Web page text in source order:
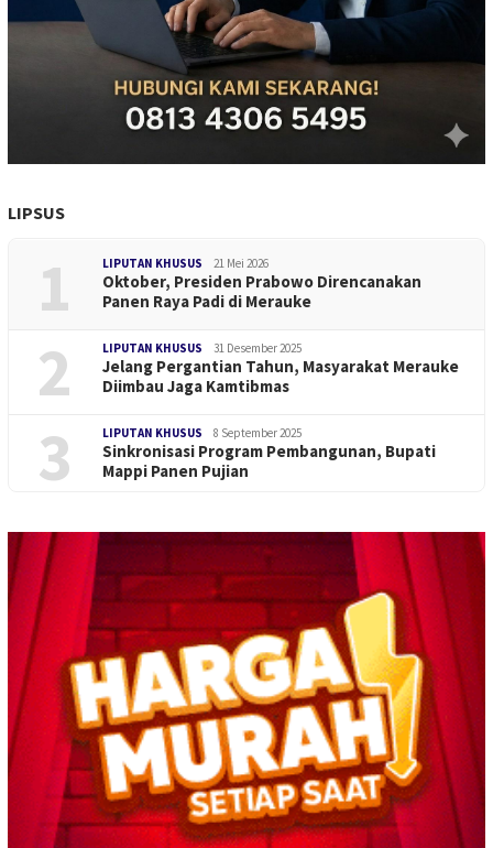
LIPSUS
1 LIPUTAN KHUSUS 21 Mei 2026
Oktober, Presiden Prabowo Direncanakan
Panen Raya Padi di Merauke
2 LIPUTAN KHUSUS 31 Desember 2025
Jelang Pergantian Tahun, Masyarakat Merauke
Diimbau Jaga Kamtibmas
3 LIPUTAN KHUSUS 8 September 2025
Sinkronisasi Program Pembangunan, Bupati
Mappi Panen Pujian